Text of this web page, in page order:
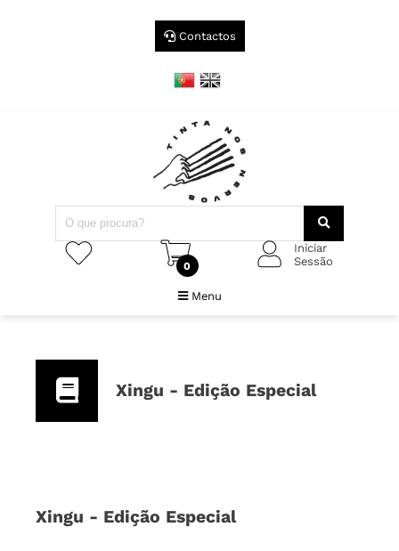
Contactos
0
Iniciar
Sessão
Menu
Xingu - Edição Especial
Xingu - Edição Especial